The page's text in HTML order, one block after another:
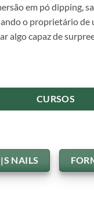
em pó dipping,
o proprietário de
algo capaz de
CURSOS
NAILS